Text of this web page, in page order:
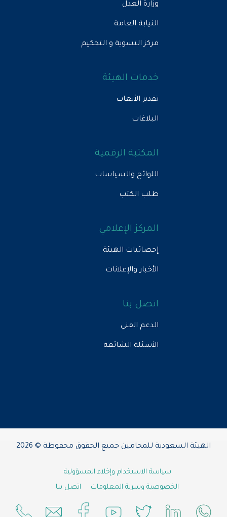
وزارة العدل
النيابة العامة
مركز التسوية و التحكيم
خدمات الهيئة
تقدير الأتعاب
البلاغات
المكتبة الرقمية
اللوائح والسياسات
طلب الكتب
المركز الإعلامي
إحصائيات الهيئة
الأخبار والإعلانات
اتصل بنا
الدعم الفني
الأسئلة الشائعة
الهيئة السعودية للمحامين جميع الحقوق محفوظة © 2026
سياسة الاستخدام وإخلاء المسؤولية
الخصوصية وسرية المعلومات
اتصل بنا